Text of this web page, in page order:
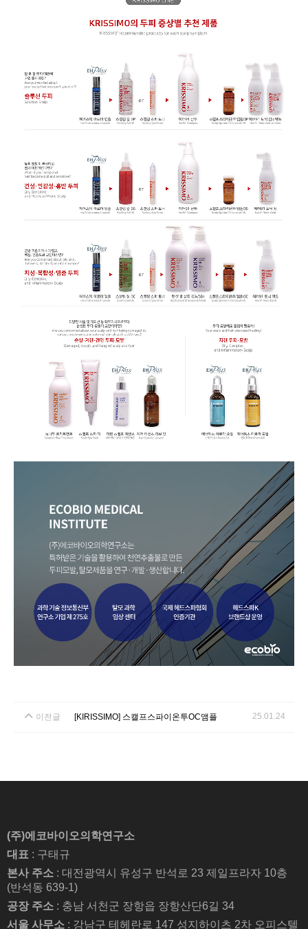
이전글 [KIRISSIMO] 스캘프스파이온투OC앰플 25.01.24
(주)에코바이오의학연구소
대표 : 구태규
본사 주소 : 대전광역시 유성구 반석로 23 제일프라자 10층
(반석동 639-1)
공장 주소 : 충남 서천군 장항읍 장항산단6길 34
서울 사무소 : 강남구 테헤란로 147 성지하이츠 2차 오피스텔